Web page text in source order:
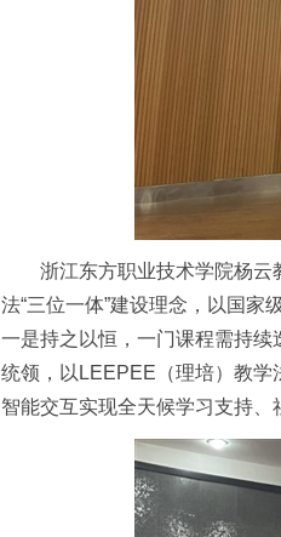
浙江东方职业技术学院杨
法“三位一体”建设理念，以国家
一是持之以恒，一门课程需持
统领，以LEEPEE（理培）教学
智能交互实现全天候学习支持、